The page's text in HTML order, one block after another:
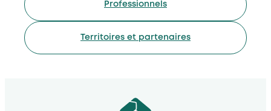
Professionnels
Territoires et partenaires